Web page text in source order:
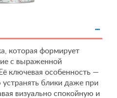
которая формирует
с выраженной
ключевая особенность —
блики даже при
визуально спокойную и